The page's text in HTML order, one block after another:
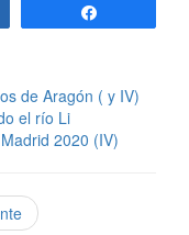
de Aragón ( y IV)
el río Li
2020 (IV)